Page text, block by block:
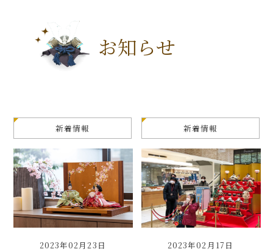
お知らせ
新着情報
2023年02月23日
新着情報
2023年02月17日